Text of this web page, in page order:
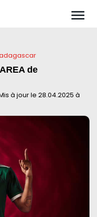
de
à jour le 28.04.2025 à